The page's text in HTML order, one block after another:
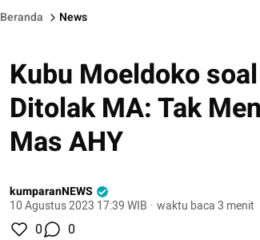
Beranda News
Kubu Moeldoko
Ditolak MA: Tak
Mas AHY
kumparanNEWS
10 Agustus 2023 17:39 WIB · waktu baca 3 menit
0 0